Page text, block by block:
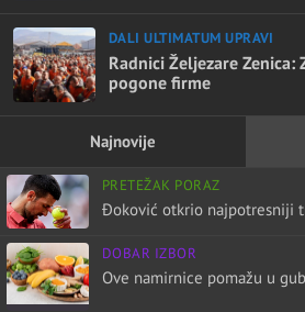
DALI ULTIMATUM UPRAVI
Radnici Željezare Zenica:
pogone firme
Najnovije
PRETEŽAK PORAZ
Đoković otkrio najpotresniji
DOBAR IZBOR
Ove namirnice pomažu u